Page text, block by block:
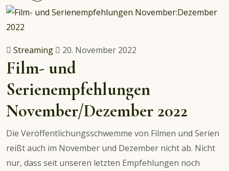
A
Tale:
Innocence
&
Requiem
Eine
mitreißende
Geschichte
Streaming 20. November 2022
Film- und
Serienempfehlungen
November/Dezember 2022
Die Veröffentlichungsschwemme von Filmen und Serien
reißt auch im November und Dezember nicht ab. Nicht
nur, dass seit unseren letzten Empfehlungen noch